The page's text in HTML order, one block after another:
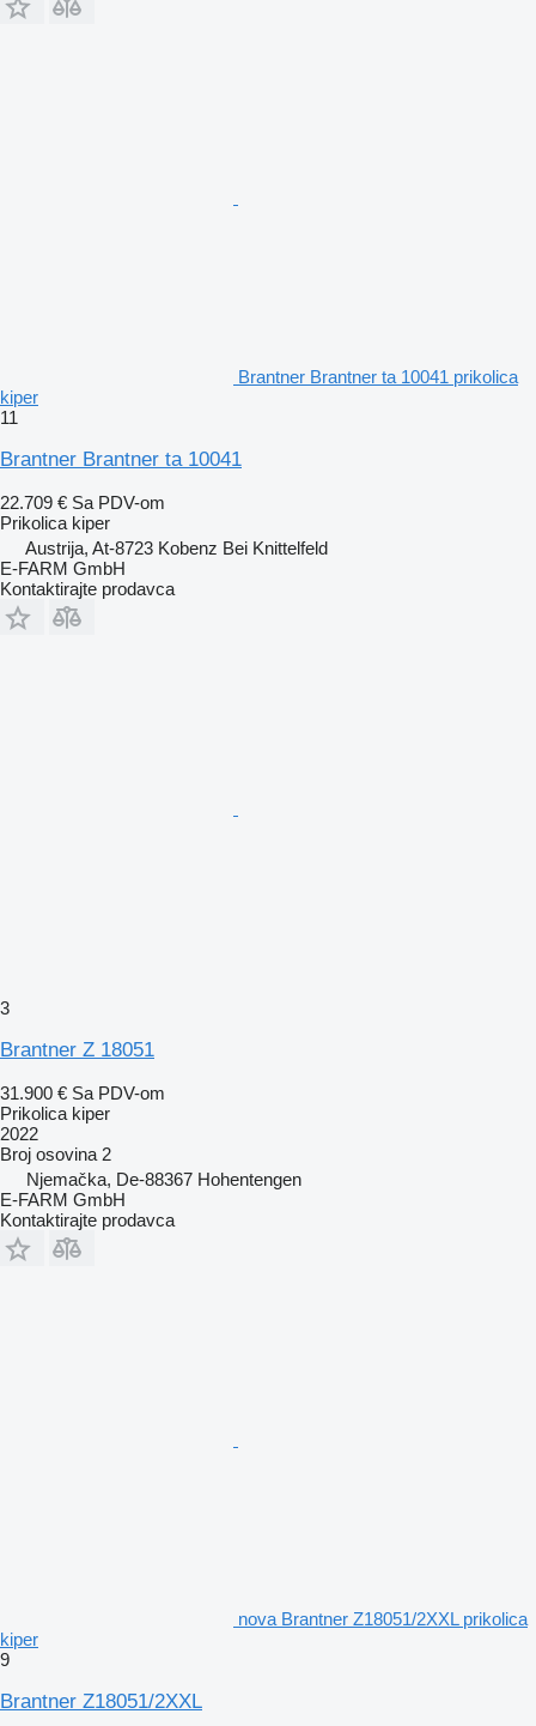
Brantner Brantner ta 10041 prikolica
kiper
11
Brantner Brantner ta 10041
22.709 € Sa PDV-om
Prikolica kiper
Austrija, At-8723 Kobenz Bei Knittelfeld
E-FARM GmbH
Kontaktirajte prodavca
3
Brantner Z 18051
31.900 € Sa PDV-om
Prikolica kiper
2022
Broj osovina 2
Njemačka, De-88367 Hohentengen
E-FARM GmbH
Kontaktirajte prodavca
nova Brantner Z18051/2XXL prikolica
kiper
9
Brantner Z18051/2XXL